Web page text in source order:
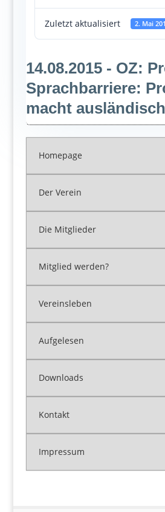
Zuletzt aktualisiert 2. Mai
14.08.2015 - OZ:
Sprachbarriere:
macht
Homepage
Der Verein
Die Mitglieder
Mitglied werden?
Vereinsleben
Aufgelesen
Downloads
Kontakt
Impressum